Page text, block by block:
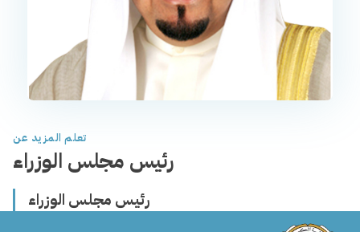
تعلم المزيد عن
رئيس مجلس الوزراء
رئيس مجلس الوزراء